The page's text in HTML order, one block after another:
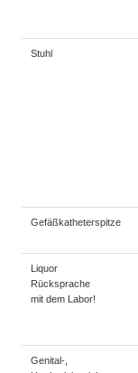
Stuhl
Gefäßkatheterspitze
Liquor
Rücksprache
mit dem Labor!
Genital-,